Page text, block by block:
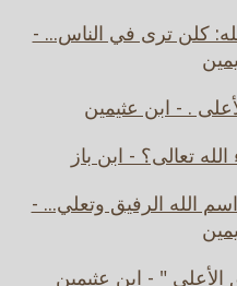
كلن ترى في الناس... -
. - ابن عثيمين
تعالى؟ - ابن باز
الله الرفيق وتعلي... -
" - ابن عثيمين